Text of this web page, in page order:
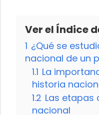
Ver el Índice
1 ¿Qué se
nacional de un
1.1 La
historia
1.2 Las etapas
nacional